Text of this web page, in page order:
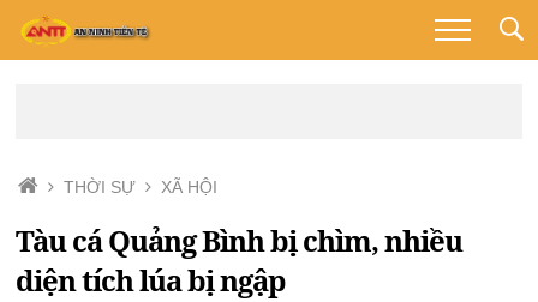
THỜI SỰ XÃ HỘI
Tàu cá Quảng Bình bị chìm, nhiều
diện tích lúa bị ngập